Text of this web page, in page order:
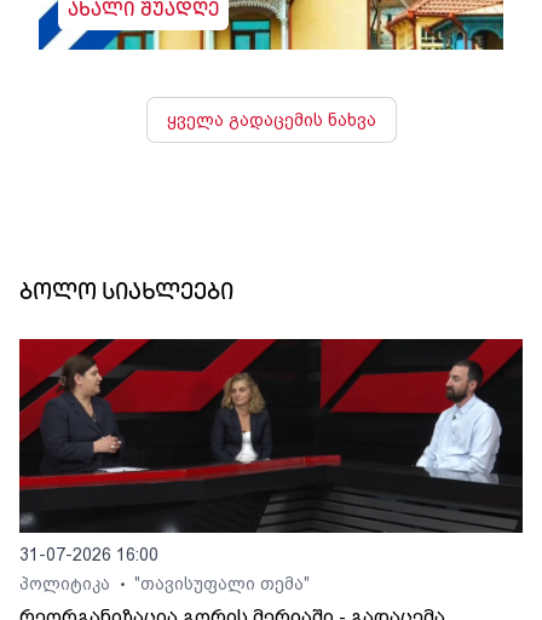
ახალი შუადღე
ყველა გადაცემის ნახვა
ბოლო სიახლეები
31-07-2026 16:00
პოლიტიკა
• "თავისუფალი თემა"